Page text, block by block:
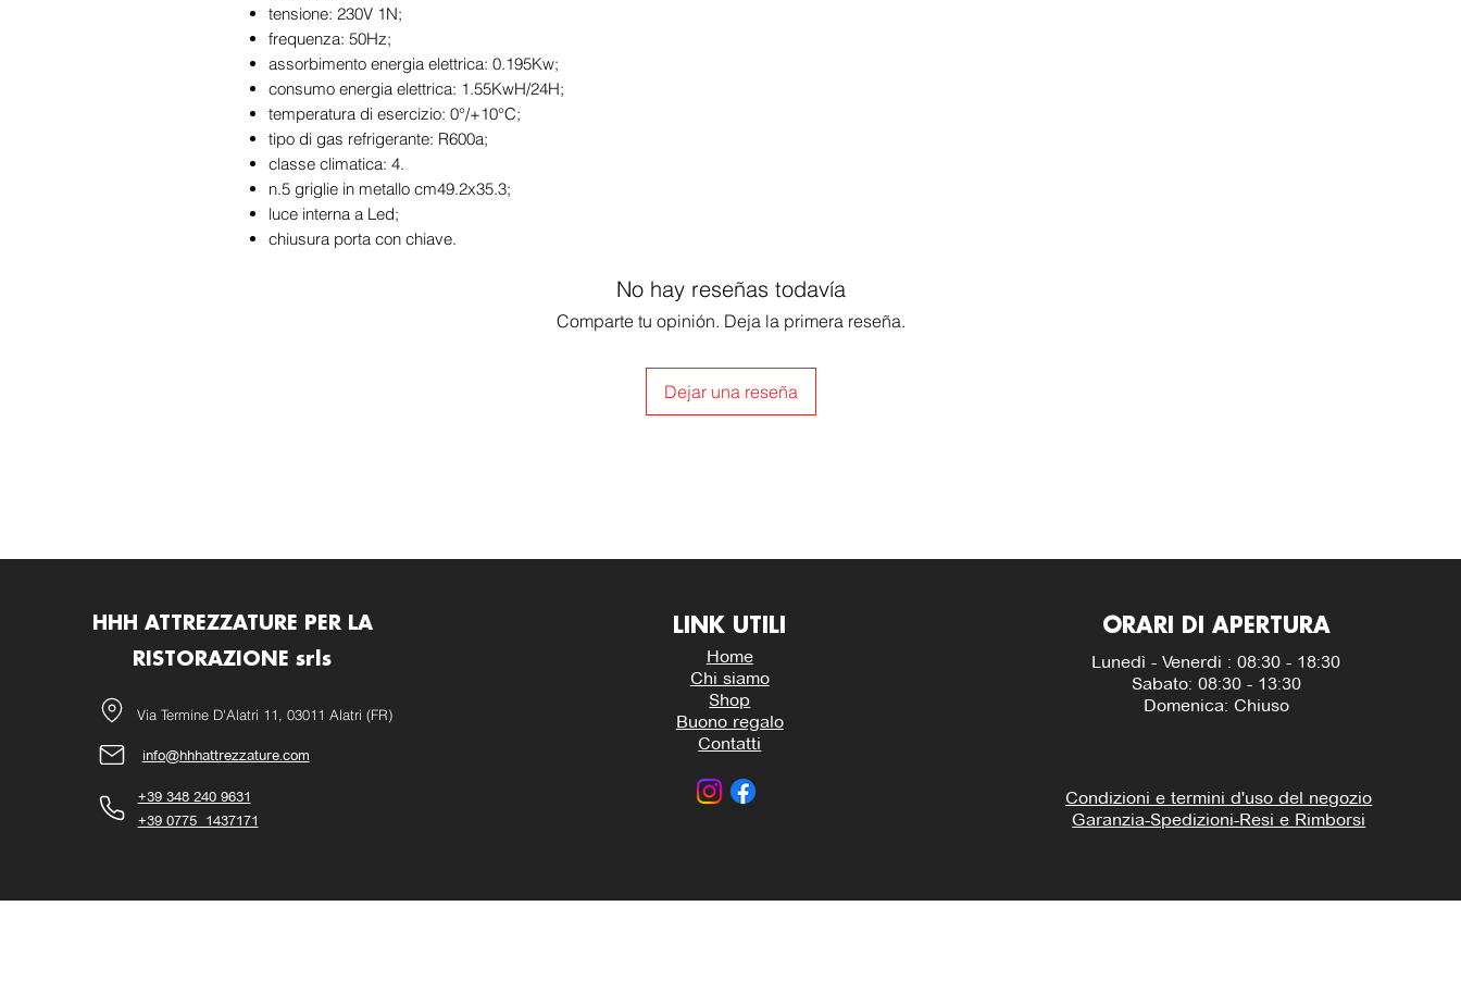
tensione: 230V 1N;
frequenza: 50Hz;
assorbimento energia elettrica: 0.195Kw;
consumo energia elettrica: 1.55KwH/24H;
temperatura di esercizio: 0°/+10°C;
tipo di gas refrigerante: R600a;
classe climatica: 4.
n.5 griglie in metallo cm49.2x35.3;
luce interna a Led;
chiusura porta con chiave.
No hay reseñas todavía
Comparte tu opinión. Deja la primera reseña.
Dejar una reseña
HHH ATTREZZATURE PER LA
RISTORAZIONE srls
Via Termine D'Alatri 11, 03011 Alatri (FR)
info@hhhattrezzature.com
+39 348 240 9631
+39 0775 1437171
LINK UTILI
Home
Chi siamo
Shop
Buono regalo
Contatti
ORARI DI APERTURA
Lunedì - Venerdi : 08:30 - 18:30
Sabato: 08:30 - 13:30
Domenica: Chiuso
Condizioni e termini d'uso del negozio
Garanzia-Spedizioni-Resi e Rimborsi